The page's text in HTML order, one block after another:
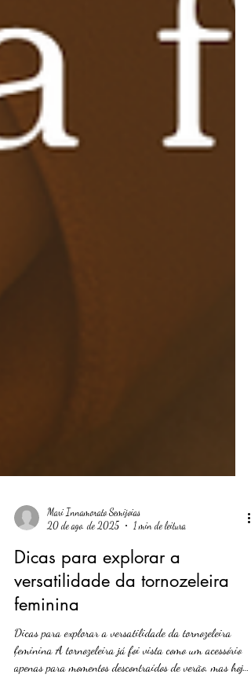
Mari Innamorato Semijoias
20 de ago. de 2025
1 min de leitura
Dicas para explorar a
versatilidade da tornozeleira
feminina